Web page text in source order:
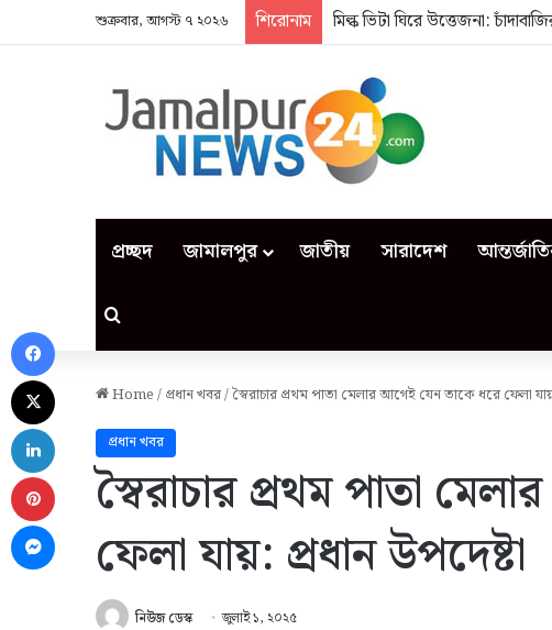
শুক্রবার, আগস্ট ৭ ২০২৬ শিরোনাম মিল্ক ভিটা ঘিরে উত্তেজনা:
প্রচ্ছদ জামালপুর জাতীয় সারাদেশ
Search for
Home/প্রধান খবর/স্বৈরাচার প্রথম পাতা মেলার আগেই যেন তাকে ধরে ফেলা
প্রধান খবর
স্বৈরাচার প্রথম পাতা
ফেলা যায়: প্রধান উপদেষ্টা
নিউজ ডেস্ক জুলাই ১, ২০২৫
Facebook
LinkedIn
Pinterest